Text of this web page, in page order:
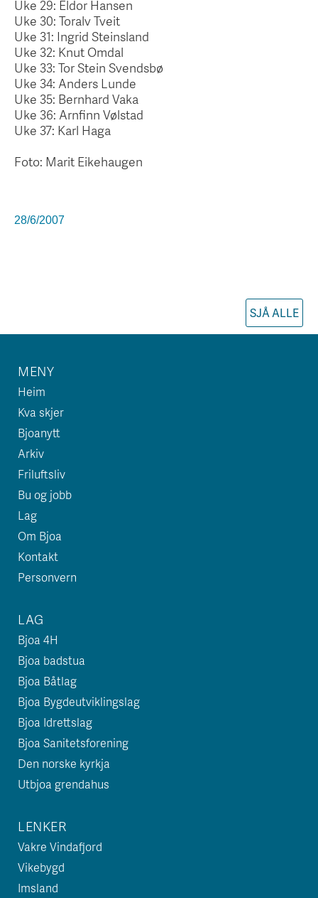
Uke 29: Eldor Hansen
Uke 30: Toralv Tveit
Uke 31: Ingrid Steinsland
Uke 32: Knut Omdal
Uke 33: Tor Stein Svendsbø
Uke 34: Anders Lunde
Uke 35: Bernhard Vaka
Uke 36: Arnfinn Vølstad
Uke 37: Karl Haga
Foto: Marit Eikehaugen
28/6/2007
SJÅ ALLE
MENY
Heim
Kva skjer
Bjoanytt
Arkiv
Friluftsliv
Bu og jobb
Lag
Om Bjoa
Kontakt
Personvern
LAG
Bjoa 4H
Bjoa badstua
Bjoa Båtlag
Bjoa Bygdeutviklingslag
Bjoa Idrettslag
Bjoa Sanitetsforening
Den norske kyrkja
Utbjoa grendahus
LENKER
Vakre Vindafjord
Vikebygd
Imsland